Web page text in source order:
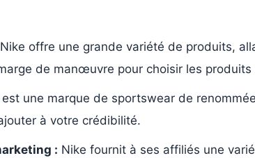
Nike offre une grande variété de produits,
de manœuvre pour choisir les
est une marque de sportswear de
à votre crédibilité.
: Nike fournit à ses affiliés une